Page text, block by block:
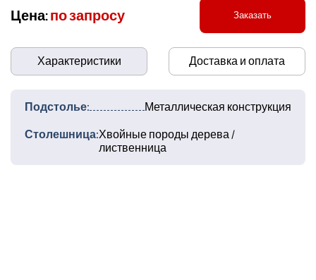
Цена:по запросу Заказать
Характеристики Доставка и оплата
Подстолье: Металлическая конструкция
Столешница:Хвойные породы дерева /
лиственница